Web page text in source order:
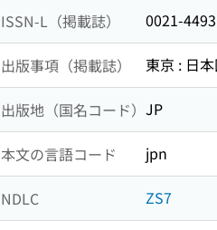
ISSN-L（掲載誌） 0021-4493
出版事項（掲載誌） 東京 : 日
出版地（国名コード） JP
本文の言語コード jpn
NDLC ZS7